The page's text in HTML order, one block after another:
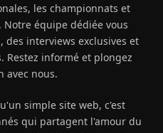
les championnats et
équipe dédiée vous
interviews exclusives et
Restez informé et plongez
avec nous.
simple site web, c'est
qui partagent l'amour du